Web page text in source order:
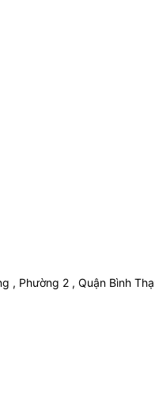
, Phường 2 , Quận Bình